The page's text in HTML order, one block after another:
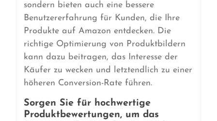
sondern bieten auch eine bessere
Benutzererfahrung für Kunden, die Ihre
Produkte auf Amazon entdecken. Die
richtige Optimierung von Produktbildern
kann dazu beitragen, das Interesse der
Käufer zu wecken und letztendlich zu einer
höheren Conversion-Rate führen.
Sorgen Sie für hochwertige
Produktbewertungen, um das